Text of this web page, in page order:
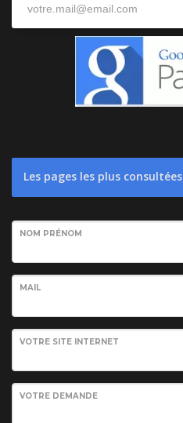
Les pages les plus consultées
NOM PRÉNOM
MAIL
VOTRE SITE INTERNET
VOTRE DEMANDE